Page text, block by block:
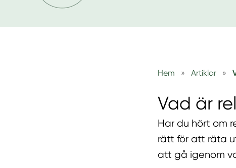
Hem » Artiklar »
Vad är
Har du hört om
rätt för att räta
att gå igenom